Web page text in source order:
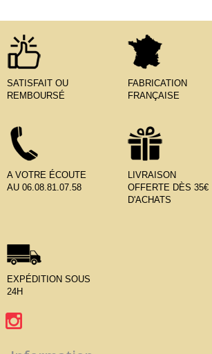
SATISFAIT OU
REMBOURSÉ
FABRICATION
FRANÇAISE
A VOTRE ÉCOUTE
AU 06.08.81.07.58
LIVRAISON
OFFERTE DÈS 35€
D'ACHATS
EXPÉDITION SOUS
24H